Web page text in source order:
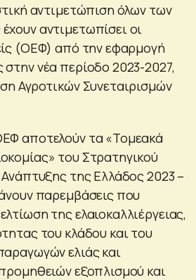
αντιμετώπιση όλων των
αντιμετωπίσει οι
(ΟΕΦ) από την εφαρμογή
νέα περίοδο 2023-2027,
Αγροτικών Συνεταιρισμών
αποτελούν τα «Τομεακά
του Στρατηγικού
Ανάπτυξης της Ελλάδος 2023 –
παρεμβάσεις που
της ελαιοκαλλιέργειας,
του κλάδου και του
ελιάς και
εξοπλισμού και